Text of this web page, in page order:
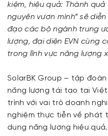
kiệm, hiệu quả: Thành
nguyên vươn mình” sẽ
đạo các bộ ngành trung
lượng, đại diện EVN cùng
trong lĩnh vực năng lượng
SolarBK Group – tập
năng lượng tái tạo tại
trình với vai trò doanh
nghiệm thực tiễn về phát
dụng năng lượng hiệu quả.